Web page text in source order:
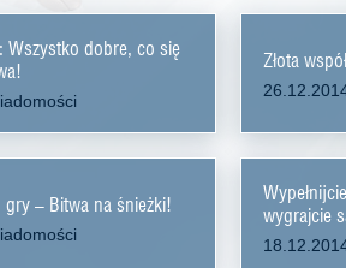
Wszystko dobre, co się
Złota
gry – Bitwa na śnieżki!
wygrajcie